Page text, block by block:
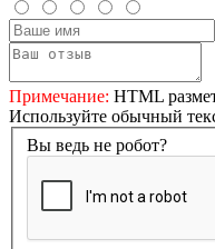
Примечание: HTML
Используйте обычный
Вы ведь не робот?